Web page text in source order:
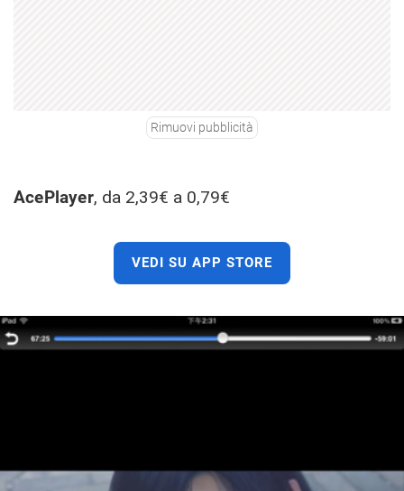
Rimuovi pubblicità
AcePlayer, da 2,39€ a 0,79€
VEDI SU APP STORE